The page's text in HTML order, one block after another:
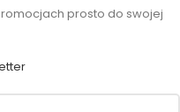
prosto do swojej